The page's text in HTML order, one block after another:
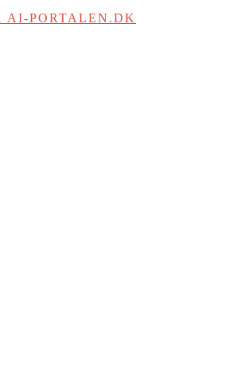
AI-PORTALEN.DK